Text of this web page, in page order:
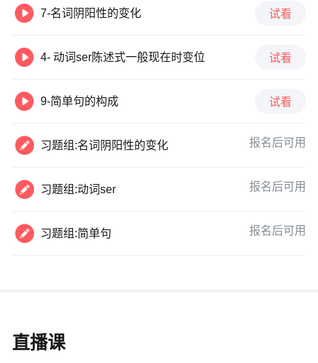
 7-名词阴阳性的变化 试看
 4- 动词ser陈述式一般现在时变位 试看
 9-简单句的构成 试看
 习题组:名词阴阳性的变化 报名后可用
 习题组:动词ser 报名后可用
 习题组:简单句 报名后可用
直播课